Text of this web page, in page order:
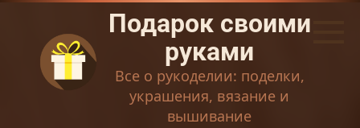
Перейти
контенту
Подарок своими
руками
Все о рукоделии: поделки,
украшения, вязание и
вышивание